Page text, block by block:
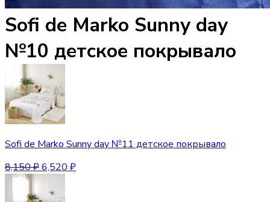
Sofi de Marko Sunny day
№10 детское покрывало
Sofi de Marko Sunny day №11 детское покрывало
8,150₽6,520 ₽